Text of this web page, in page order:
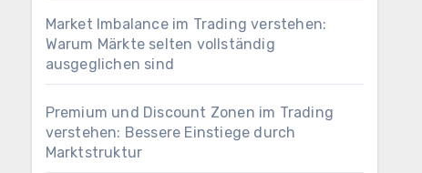
Market Imbalance im Trading verstehen:
Warum Märkte selten vollständig
ausgeglichen sind
Premium und Discount Zonen im Trading
verstehen: Bessere Einstiege durch
Marktstruktur